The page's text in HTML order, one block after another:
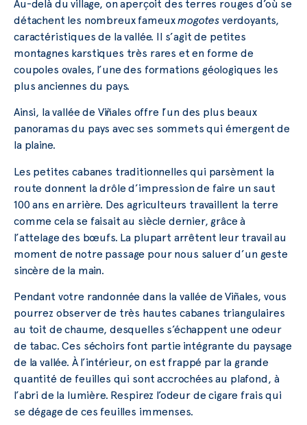
Au-delà du village, on aperçoit des terres rouges d’où se
détachent les nombreux fameuxmogotes verdoyants,
caractéristiques de la vallée. Il s’agit de petites
montagnes karstiques très rares et en forme de
coupoles ovales, l’une des formations géologiques les
plus anciennes du pays.
Ainsi, la vallée de Viñales offre l’un des plus beaux
panoramas du pays avec ses sommets qui émergent de
la plaine.
Les petites cabanes traditionnelles qui parsèment la
route donnent la drôle d’impression de faire un saut
100 ans en arrière. Des agriculteurs travaillent la terre
comme cela se faisait au siècle dernier, grâce à
l’attelage des bœufs. La plupart arrêtent leur travail au
moment de notre passage pour nous saluer d’un geste
sincère de la main.
Pendant votre randonnée dans la vallée de Viñales, vous
pourrez observer de très hautes cabanes triangulaires
au toit de chaume, desquelles s’échappent une odeur
de tabac. Ces séchoirs font partie intégrante du paysage
de la vallée. À l’intérieur, on est frappé par la grande
quantité de feuilles qui sont accrochées au plafond, à
l’abri de la lumière. Respirez l’odeur de cigare frais qui
se dégage de ces feuilles immenses.